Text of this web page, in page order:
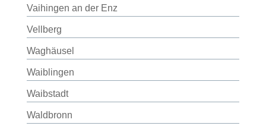
Vaihingen an der Enz
Vellberg
Waghäusel
Waiblingen
Waibstadt
Waldbronn